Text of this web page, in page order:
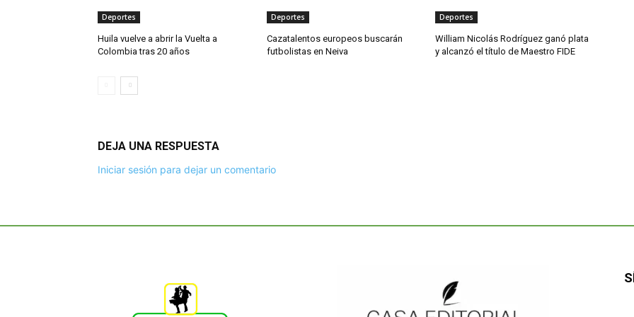
Deportes
Huila vuelve a abrir la Vuelta a
Colombia tras 20 años
Deportes
Cazatalentos europeos buscarán
futbolistas en Neiva
Deportes
William Nicolás Rodríguez ganó plata
y alcanzó el título de Maestro FIDE
DEJA UNA RESPUESTA
Iniciar sesión para dejar un comentario